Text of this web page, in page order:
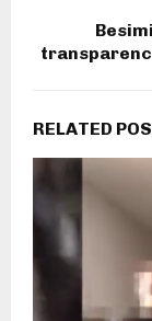
RELATED